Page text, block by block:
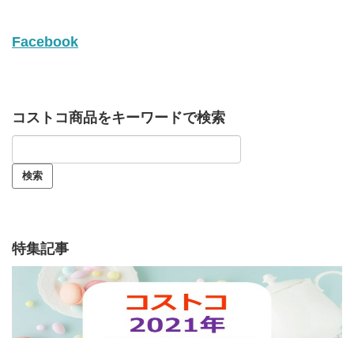
Facebook
コストコ商品をキーワードで検索
特集記事